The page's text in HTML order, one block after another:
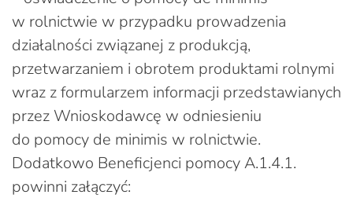
w rolnictwie w przypadku prowadzenia
działalności związanej z produkcją,
przetwarzaniem i obrotem produktami rolnymi
wraz z formularzem informacji przedstawianych
przez Wnioskodawcę w odniesieniu
do pomocy de minimis w rolnictwie.
Dodatkowo Beneficjenci pomocy A.1.4.1.
powinni załączyć: